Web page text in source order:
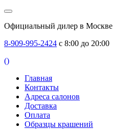
Официальный дилер в Москве
8-909-995-2424 с 8:00 до 20:00
()
Главная
Контакты
Адреса салонов
Доставка
Оплата
Образцы крашений